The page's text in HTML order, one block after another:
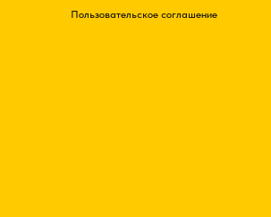
Пользовательское соглашение